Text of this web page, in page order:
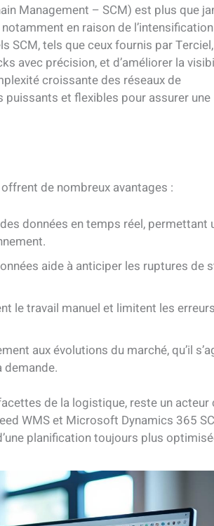
Management – SCM) est plus que
en raison de
SCM, tels que ceux fournis par Terciel,
avec précision, et d’améliorer la
croissante des réseaux de
et flexibles pour assurer une
de nombreux avantages :
données en temps réel, permettant
aide à anticiper les ruptures de
le travail manuel et limitent les erreurs
aux évolutions du marché, qu’il
de la logistique, reste un acteur
WMS et Microsoft Dynamics 365
planification toujours plus